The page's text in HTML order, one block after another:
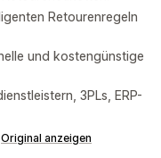
Retourenregeln
und kostengünstige
3PLs, ERP-
Original anzeigen